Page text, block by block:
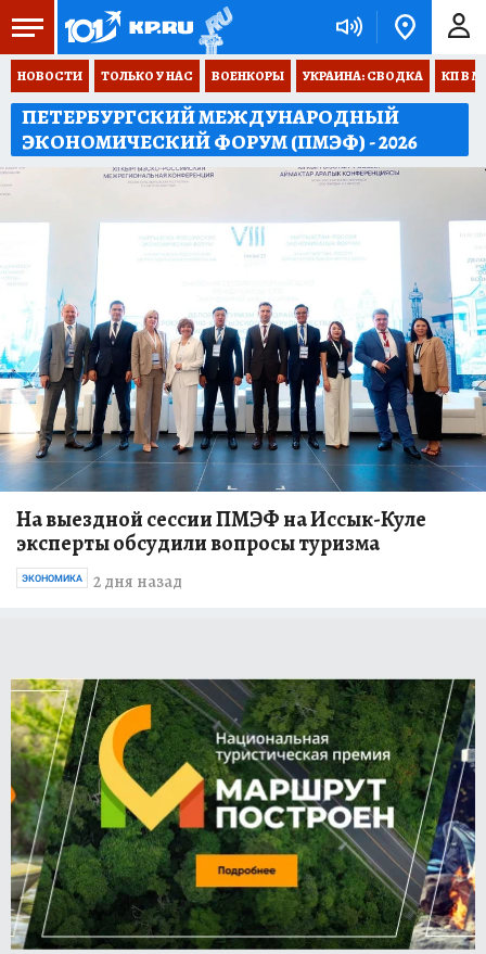
НОВОСТИ ТОЛЬКО У НАС ВОЕНКОРЫ УКРАИНА: СВОДКА КП В
ПЕТЕРБУРГСКИЙ МЕЖДУНАРОДНЫЙ
ЭКОНОМИЧЕСКИЙ ФОРУМ (ПМЭФ) - 2026
На выездной сессии ПМЭФ на Иссык-Куле
эксперты обсудили вопросы туризма
2 дня назад
ЭКОНОМИКА